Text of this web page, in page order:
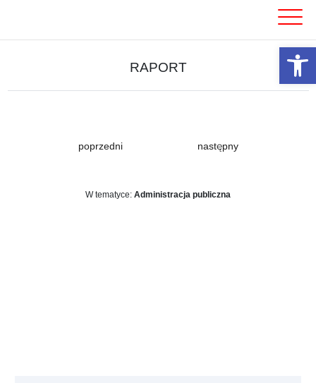
RAPORT
poprzedni następny
W tematyce: Administracja publiczna